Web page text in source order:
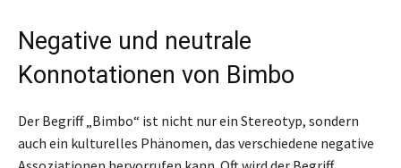
Negative und neutrale
Konnotationen von Bimbo
Der Begriff „Bimbo“ ist nicht nur ein Stereotyp, sondern
auch ein kulturelles Phänomen, das verschiedene negative